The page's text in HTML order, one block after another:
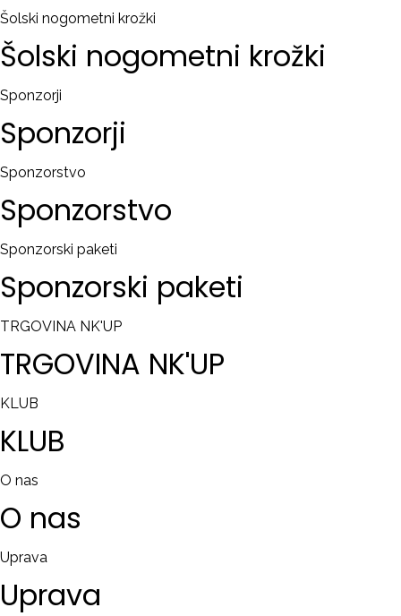
Šolski nogometni krožki
Šolski nogometni krožki
Sponzorji
Sponzorji
Sponzorstvo
Sponzorstvo
Sponzorski paketi
Sponzorski paketi
TRGOVINA NK'UP
TRGOVINA NK'UP
KLUB
KLUB
O nas
O nas
Uprava
Uprava